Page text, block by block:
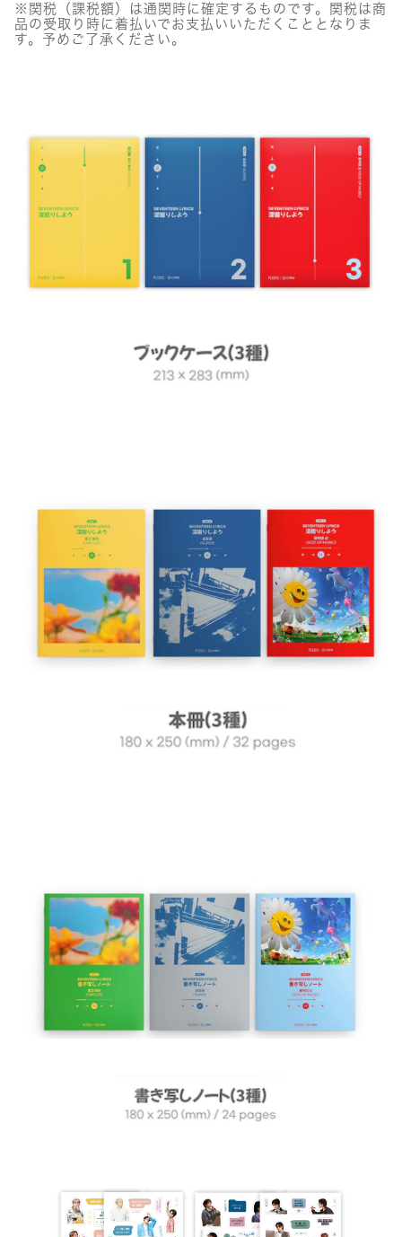
※関税（課税額）は通関時に確定するものです。関税は商
品の受取り時に着払いでお支払いいただくこととなりま
す。予めご了承ください。